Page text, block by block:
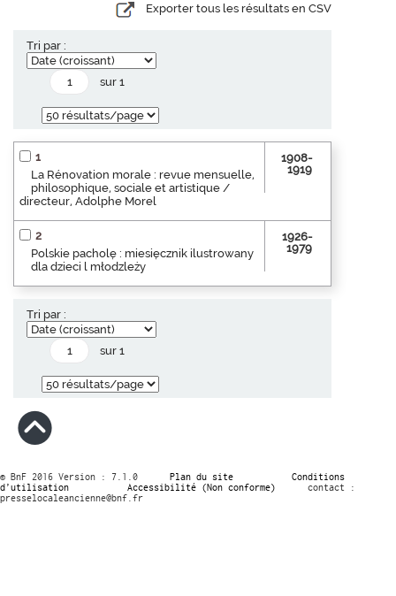
Exporter tous les résultats en CSV
Tri par :
sur 1
1
La Rénovation morale : revue mensuelle,
philosophique, sociale et artistique /
directeur, Adolphe Morel
1908-
1919
2
Polskie pacholę : miesięcznik ilustrowany
dla dzieci l młodzleży
1926-
1979
Tri par :
sur 1
© BnF 2016 Version : 7.1.0 Plan du site
Conditions
d’utilisation
Accessibilité (Non conforme)
contact :
presselocaleancienne@bnf.fr